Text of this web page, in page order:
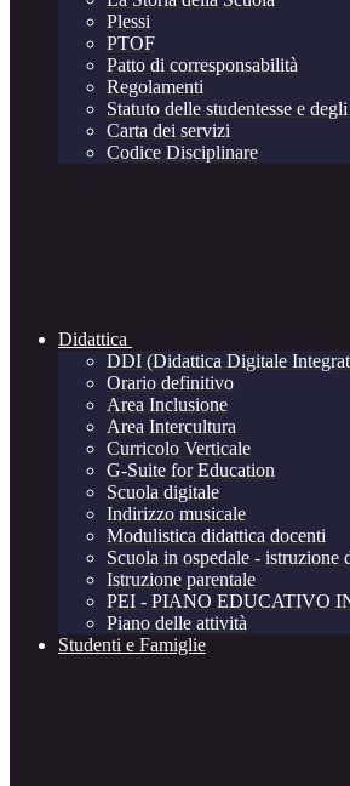
Plessi
PTOF
Patto di corresponsabilità
Regolamenti
Statuto delle studentesse e
Carta dei servizi
Codice Disciplinare
Didattica
DDI (Didattica Digitale
Orario definitivo
Area Inclusione
Area Intercultura
Curricolo Verticale
G-Suite for Education
Scuola digitale
Indirizzo musicale
Modulistica didattica docenti
Scuola in ospedale - istruzione
Istruzione parentale
PEI - PIANO EDUCATIVO
Piano delle attività
Studenti e Famiglie